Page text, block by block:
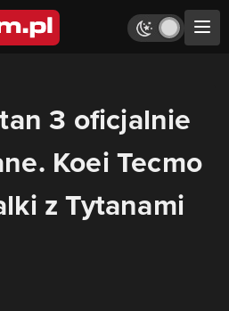
3 oficjalnie
Koei Tecmo
z Tytanami